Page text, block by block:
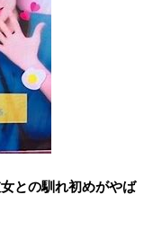
との馴れ初めがやば